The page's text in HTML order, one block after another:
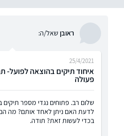
ראובןשאל/ה:
איחוד תיקים בהוצאה לפועל-
פעולה
25/4/2021
שלום רב. פתוחים נגדי מספר תיקים
לדעת האם ניתן לאחד אותם? מה הם
בכדי לעשות זאת? תודה.